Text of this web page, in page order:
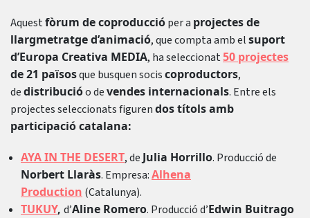
Aquestfòrum de coproduccióper a projectes de
llargmetratge d’animació, que compta amb elsuport
d’Europa Creativa MEDIA, ha seleccionat50 projectes
de 21 païsosque busquen sociscoproductors,
dedistribucióo devendes internacionals. Entre els
projectes seleccionats figurendos títols amb
participació catalana:
AYA IN THE DESERT, de Julia Horrillo. Producció de
Norbert Llaràs. Empresa:Alhena
Production (Catalunya).
TUKUY, d’Aline Romero. Producció d’Edwin Buitrago